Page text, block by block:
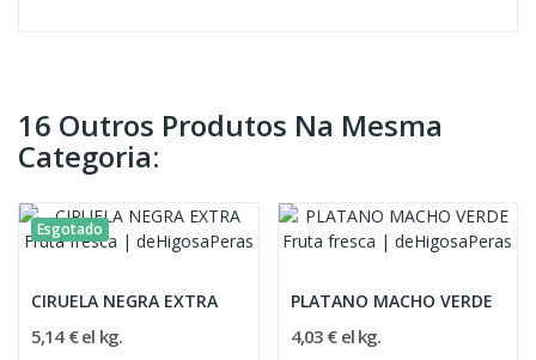
16 Outros Produtos Na Mesma
Categoria:
Esgotado
CIRUELA NEGRA EXTRA
5,14 € el kg.
PLATANO MACHO VERDE
4,03 € el kg.